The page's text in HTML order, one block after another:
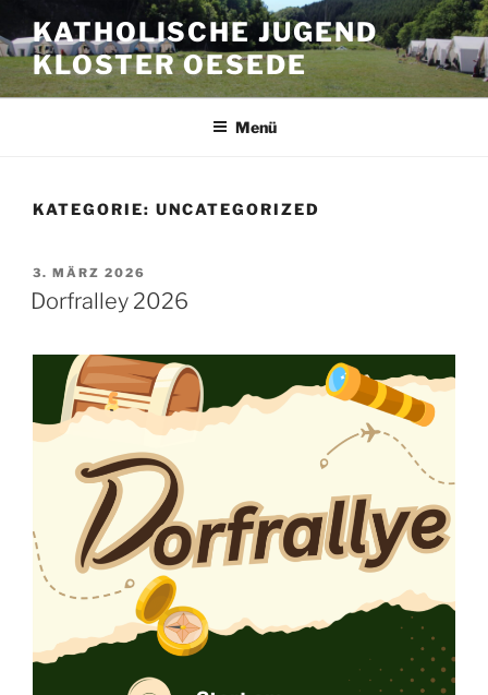
Inhalt
springen
KATHOLISCHE JUGEND
KLOSTER OESEDE
Menü
KATEGORIE: UNCATEGORIZED
VERÖFFENTLICHT
AM
3. MÄRZ 2026
Dorfralley 2026